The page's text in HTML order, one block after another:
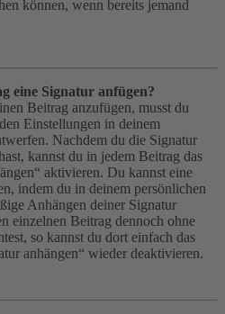
können, wenn bereits jemand
eine Signatur anfügen?
Beitrag anzufügen, musst du
Einstellungen in deinem
Nachdem du die Signatur
kannst du in jedem Beitrag das
aktivieren. Du kannst eine
indem du in deinem persönlichen
Anhängen deiner Signatur
einzelnen Beitrag dennoch ohne
so kannst du dort einfach das
anhängen“ wieder deaktivieren.